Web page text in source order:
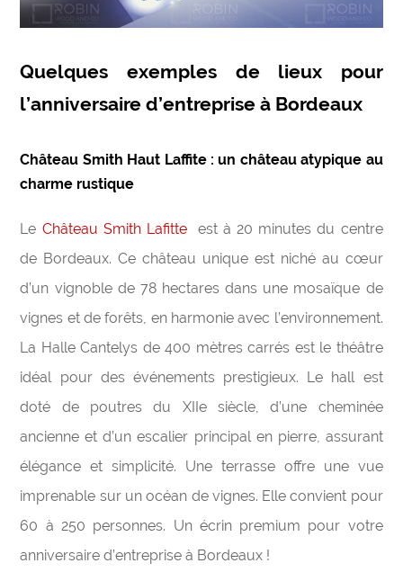
Quelques exemples de lieux pour
l’anniversaire d’entreprise à Bordeaux
Château Smith Haut Laffite : un château atypique au
charme rustique
Le Château Smith Lafitte
est à 20 minutes du centre
de Bordeaux. Ce château unique est niché au cœur
d’un vignoble de 78 hectares dans une mosaïque de
vignes et de forêts, en harmonie avec l’environnement.
La Halle Cantelys de 400 mètres carrés est le théâtre
idéal pour des événements prestigieux. Le hall est
doté de poutres du XIIe siècle, d’une cheminée
ancienne et d’un escalier principal en pierre, assurant
élégance et simplicité. Une terrasse offre une vue
imprenable sur un océan de vignes. Elle convient pour
60 à 250 personnes. Un écrin premium pour votre
anniversaire d’entreprise à Bordeaux !